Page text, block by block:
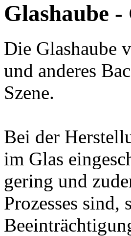
Glashaube
Die Glashaube
und anderes
Szene.
Bei der
im Glas
gering und
Prozesses